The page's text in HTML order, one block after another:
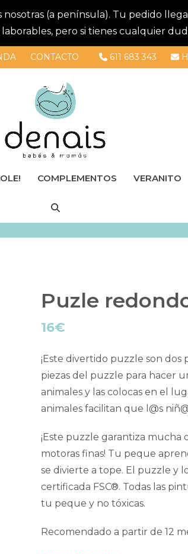
(a península). Tu pedido
pero si tienes cualquier
CONTACTO 611 683 343
COMPLEMENTOS VERANITO
Puzle
16€
¡Este divertido puzzle son
piezas del puzzle para hacer
animales y las colocas en el
animales facilitan que l@s
¡Este puzzle garantiza mucha
motoras finas! Tu peque
se divierte a tope. El puzzle y
certificada FSC®. Todas las
tu peque y no tóxicas.
Recomendado a partir de 12